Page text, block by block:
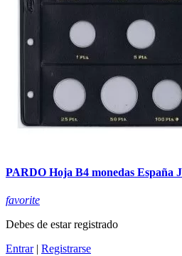
PARDO Hoja B4 monedas España
favorite
Debes de estar registrado
Entrar| Registrarse